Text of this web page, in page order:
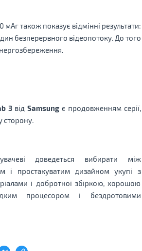
також показує відмінні результати:
безперервного відеопотоку. До того
3від Samsungє продовженням серії,
сторону.
доведеться вибирати між
і простакуватим дизайном укупі з
і добротної збіркою, хорошою
процесором і бездротовими